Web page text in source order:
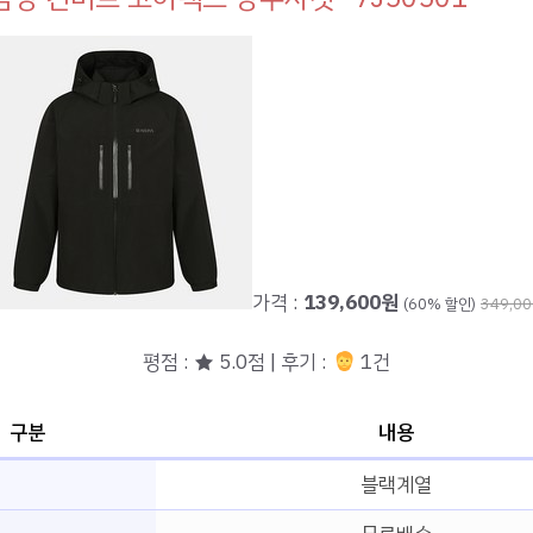
가격 : 139,600원 (60% 할인)
평점 : ★ 5.0점 | 후기 : 1건
구분
내용
블랙계열